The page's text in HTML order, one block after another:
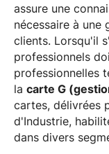
assure une
nécessaire à une
clients. Lorsqu'il
professionnels
professionnelles
la carte G
cartes, délivrées
d'Industrie,
dans divers